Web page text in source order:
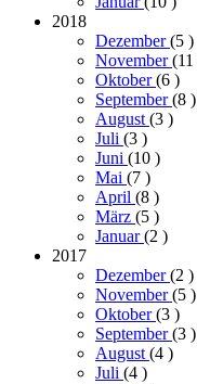
2018
Dezember(5 )
November(11
Oktober(6 )
September(8 )
August(3 )
Juli (3 )
Juni (10 )
Mai (7 )
April (8 )
März (5 )
Januar(2 )
2017
Dezember(2 )
November(5 )
Oktober(3 )
September(3 )
August(4 )
Juli (4 )